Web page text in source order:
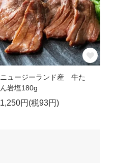
ニュージーランド産 牛た
ん岩塩180g
1,250円(税93円)